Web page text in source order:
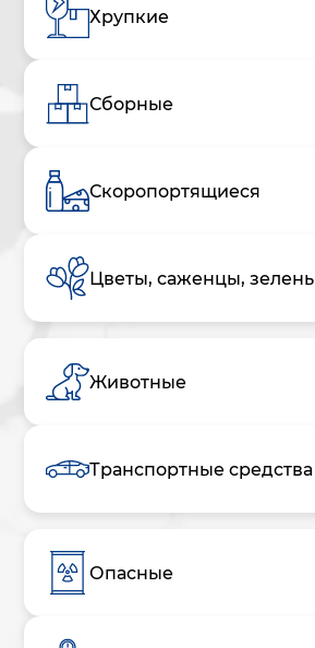
Хрупкие
Сборные
Скоропортящиеся
Цветы, саженцы, зелень
Животные
Транспортные средства
Опасные